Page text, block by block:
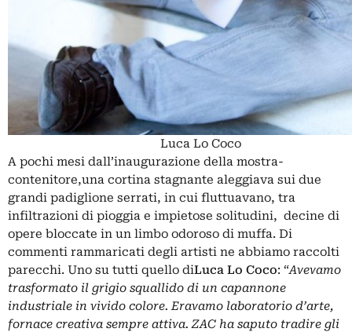
Luca Lo Coco
A pochi mesi dall’inaugurazione della mostra-
contenitore,una cortina stagnante aleggiava sui due
grandi padiglione serrati, in cui fluttuavano, tra
infiltrazioni di pioggia e impietose solitudini, decine di
opere bloccate in un limbo odoroso di muffa. Di
commenti rammaricati degli artisti ne abbiamo raccolti
parecchi. Uno su tutti quello diLuca Lo Coco: “Avevamo
trasformato il grigio squallido di un capannone
industriale in vivido colore. Eravamo laboratorio d’arte,
fornace creativa sempre attiva. ZAC ha saputo tradire gli